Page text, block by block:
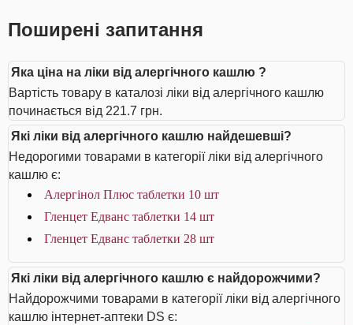
Поширені запитання
Яка ціна на ліки від алергічного кашлю ?
Вартість товару в каталозі ліки від алергічного кашлю
починається від 221.7 грн.
Які ліки від алергічного кашлю найдешевші?
Недорогими товарами в категорії ліки від алергічного
кашлю є:
Алергінол Плюс таблетки 10 шт
Гленцет Едванс таблетки 14 шт
Гленцет Едванс таблетки 28 шт
Які ліки від алергічного кашлю є найдорожчими?
Найдорожчими товарами в категорії ліки від алергічного
кашлю інтернет-аптеки DS є: